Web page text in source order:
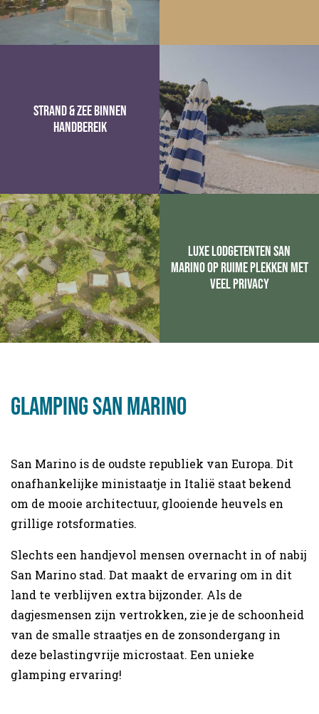
Strand & Zee binnen
handbereik
Luxe lodgetenten San
Marino op ruime plekken met
veel privacy
Glamping San Marino
San Marino is de oudste republiek van Europa. Dit
onafhankelijke ministaatje in Italië staat bekend
om de mooie architectuur, glooiende heuvels en
grillige rotsformaties.
Slechts een handjevol mensen overnacht in of nabij
San Marino stad. Dat maakt de ervaring om in dit
land te verblijven extra bijzonder. Als de
dagjesmensen zijn vertrokken, zie je de schoonheid
van de smalle straatjes en de zonsondergang in
deze belastingvrije microstaat. Een unieke
glamping ervaring!